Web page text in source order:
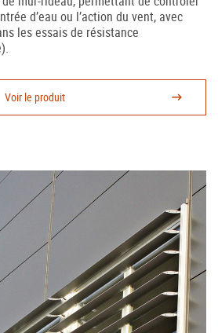
d’eau ou l’action du vent, avec
les essais de résistance
Voir le produit